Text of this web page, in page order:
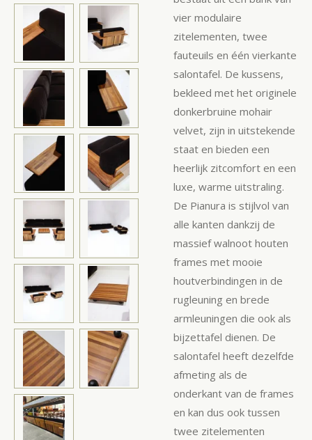
vier modulaire
zitelementen, twee
fauteuils en één vierkante
salontafel. De kussens,
bekleed met het originele
donkerbruine mohair
velvet, zijn in uitstekende
staat en bieden een
heerlijk zitcomfort en een
luxe, warme uitstraling.
De Pianura is stijlvol van
alle kanten dankzij de
massief walnoot houten
frames met mooie
houtverbindingen in de
rugleuning en brede
armleuningen die ook als
bijzettafel dienen. De
salontafel heeft dezelfde
afmeting als de
onderkant van de frames
en kan dus ook tussen
twee zitelementen